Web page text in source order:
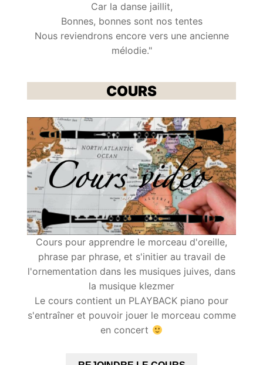
Car la danse jaillit,
Bonnes, bonnes sont nos tentes
Nous reviendrons encore vers une ancienne
mélodie."
COURS
Cours pour apprendre le morceau d'oreille,
phrase par phrase, et s'initier au travail de
l'ornementation dans les musiques juives, dans
la musique klezmer
Le cours contient un PLAYBACK piano pour
s'entraîner et pouvoir jouer le morceau comme
en concert